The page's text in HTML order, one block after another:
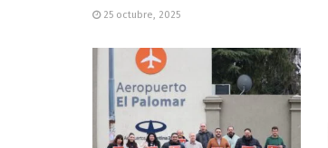
25 octubre, 2025